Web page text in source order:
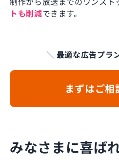
トも削減できます。
＼ 最適な広告プラ
まずはご相
みなさまに喜ば